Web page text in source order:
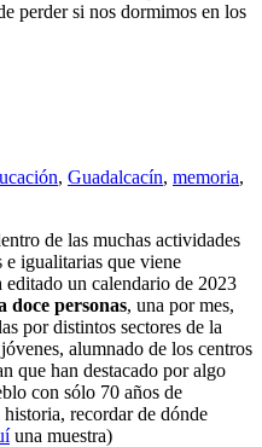
perder si nos dormimos en los
, Guadalcacín, memoria,
de las muchas actividades
e igualitarias que viene
un calendario de 2023
doce personas, una por mes,
por distintos sectores de la
alumnado de los centros
que han destacado por algo
con sólo 70 años de
recordar de dónde
una muestra)